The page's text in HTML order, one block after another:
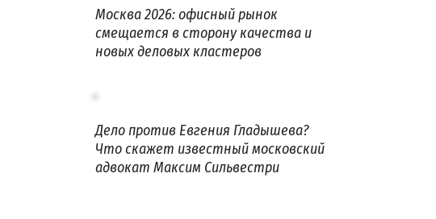
Москва 2026: офисный рынок
смещается в сторону качества и
новых деловых кластеров
Дело против Евгения Гладышева?
Что скажет известный московский
адвокат Максим Сильвестри